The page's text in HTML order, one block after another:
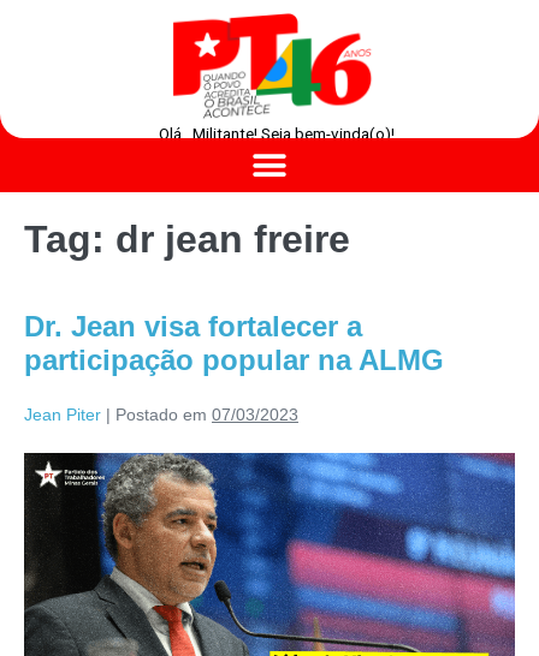
Olá , Militante! Seja bem-vinda(o)!
Tag: dr jean freire
Dr. Jean visa fortalecer a
participação popular na ALMG
Jean Piter | Postado em 07/03/2023